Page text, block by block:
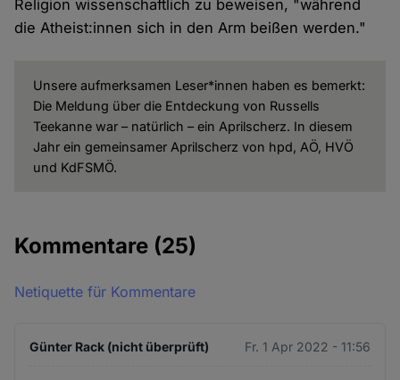
Religion wissenschaftlich zu beweisen, "während
die Atheist:innen sich in den Arm beißen werden."
Unsere aufmerksamen Leser*innen haben es bemerkt:
Die Meldung über die Entdeckung von Russells
Teekanne war – natürlich – ein Aprilscherz. In diesem
Jahr ein gemeinsamer Aprilscherz von hpd, AÖ, HVÖ
und KdFSMÖ.
Kommentare (25)
Netiquette für Kommentare
Günter Rack (nicht überprüft) Fr. 1 Apr 2022 - 11:56